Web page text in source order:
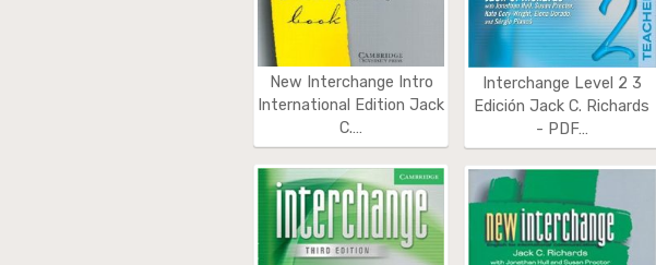
New Interchange Intro
International Edition Jack
C.…
Interchange Level 2 3
Edición Jack C. Richards
- PDF…